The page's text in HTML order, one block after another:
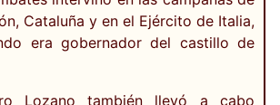
Cataluña y en el Ejército de Italia,
era gobernador del castillo de
Lozano también llevó a cabo